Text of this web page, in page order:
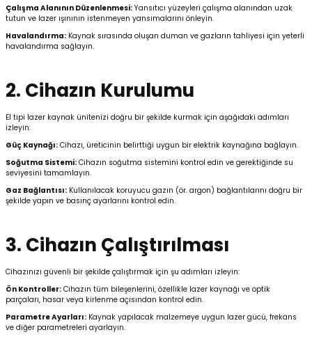
Çalışma Alanının Düzenlenmesi: Yansıtıcı yüzeyleri çalışma alanından uzak
tutun ve lazer ışınının istenmeyen yansımalarını önleyin.
Havalandırma: Kaynak sırasında oluşan duman ve gazların tahliyesi için yeterli
havalandırma sağlayın.
2. Cihazın Kurulumu
El tipi lazer kaynak ünitenizi doğru bir şekilde kurmak için aşağıdaki adımları
izleyin:
Güç Kaynağı: Cihazı, üreticinin belirttiği uygun bir elektrik kaynağına bağlayın.
Soğutma Sistemi: Cihazın soğutma sistemini kontrol edin ve gerektiğinde su
seviyesini tamamlayın.
Gaz Bağlantısı: Kullanılacak koruyucu gazın (ör. argon) bağlantılarını doğru bir
şekilde yapın ve basınç ayarlarını kontrol edin.
3. Cihazın Çalıştırılması
Cihazınızı güvenli bir şekilde çalıştırmak için şu adımları izleyin:
Ön Kontroller: Cihazın tüm bileşenlerini, özellikle lazer kaynağı ve optik
parçaları, hasar veya kirlenme açısından kontrol edin.
Parametre Ayarları: Kaynak yapılacak malzemeye uygun lazer gücü, frekans
ve diğer parametreleri ayarlayın.